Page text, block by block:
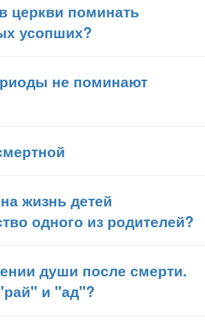
церкви поминать
усопших?
не поминают
жизнь детей
одного из родителей?
души после смерти.
и "ад"?